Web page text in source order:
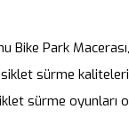
Bike Park
sürme
sürme oyunları